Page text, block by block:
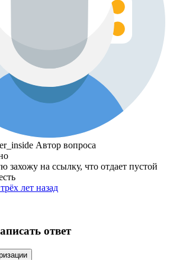
Автор вопроса
захожу на ссылку, что отдает пустой
лет назад
ответ